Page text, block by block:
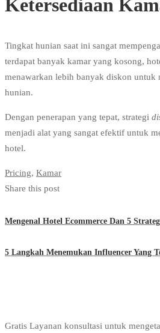
Ketersediaan
Tingkat hunian saat ini sangat
terdapat banyak kamar yang kosong,
menawarkan lebih banyak diskon untuk
hunian.
Dengan penerapan yang tepat, strategi
menjadi alat yang sangat efektif untuk
hotel.
Pricing, Kamar
Share this post
Mengenal Hotel Ecommerce Dan 5
5 Langkah Menemukan Influencer Yang
Gratis Layanan konsultasi untuk